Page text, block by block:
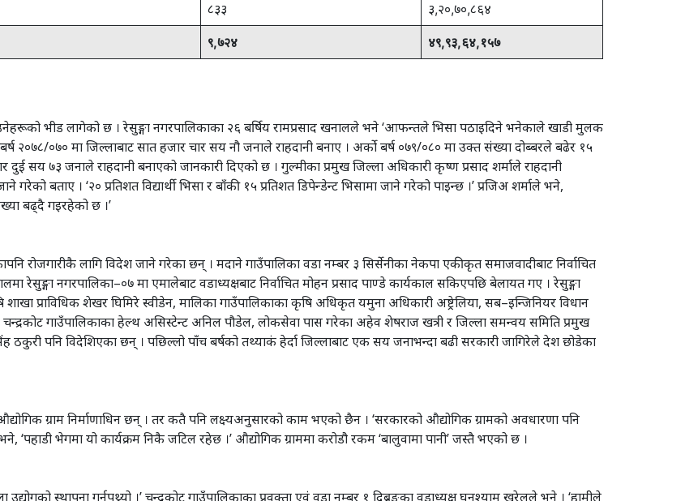
८३३ ३,२०,७०,८६४
९,७२४ ४९,९३,६४,१५७
भीड लागेको छ । रेसुङ्गा नगरपालिकाका २६ बर्षिय रामप्रसाद खनालले भने ‘आफन्तले भिसा पठाइदिने भनेकाले खाडी मुलक
२०७८/०७० मा जिल्लाबाट सात हजार चार सय नौ जनाले राहदानी बनाए । अर्को बर्ष ०७९/०८० मा उक्त संख्या दोब्बरले बढेर १५
सय ७३ जनाले राहदानी बनाएको जानकारी दिएको छ । गुल्मीका प्रमुख जिल्ला अधिकारी कृष्ण प्रसाद शर्माले राहदानी
बताए । ‘२० प्रतिशत विद्यार्थी भिसा र बाँकी १५ प्रतिशत डिपेन्डेन्ट भिसामा जाने गरेको पाइन्छ ।’ प्रजिअ शर्माले भने,
बढ्दै गइरहेको छ ।’
रोजगारीकै लागि विदेश जाने गरेका छन् । मदाने गाउँपालिका वडा नम्बर ३ सिर्सेनीका नेकपा एकीकृत समाजवादीबाट निर्वाचित
रेसुङ्गा नगरपालिका–०७ मा एमालेबाट वडाध्यक्षबाट निर्वाचित मोहन प्रसाद पाण्डे कार्यकाल सकिएपछि बेलायत गए । रेसुङ्गा
प्राविधिक शेखर घिमिरे स्वीडेन, मालिका गाउँपालिकाका कृषि अधिकृत यमुना अधिकारी अष्ट्रेलिया, सब–इन्जिनियर विधान
गाउँपालिकाका हेल्थ असिस्टेन्ट अनिल पौडेल, लोकसेवा पास गरेका अहेव शेषराज खत्री र जिल्ला समन्वय समिति प्रमुख
पनि विदेशिएका छन् । पछिल्लो पाँच बर्षको तथ्याकं हेर्दा जिल्लाबाट एक सय जनाभन्दा बढी सरकारी जागिरेले देश छोडेका
ग्राम निर्माणाधिन छन् । तर कतै पनि लक्ष्यअनुसारको काम भएको छैन । ‘सरकारको औद्योगिक ग्रामको अवधारणा पनि
भेगमा यो कार्यक्रम निकै जटिल रहेछ ।’ औद्योगिक ग्राममा करोडौ रकम ‘बालुवामा पानी’ जस्तै भएको छ ।
स्थापना गर्नुपथ्र्यो ।’ चन्द्रकोट गाउँपालिकाका प्रवक्ता एवं वडा नम्बर १ दिब्रुङका वडाध्यक्ष घनश्याम खरेलले भने । ‘हामीले